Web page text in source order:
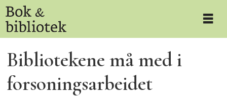
Bibliotekene må med i
forsoningsarbeidet